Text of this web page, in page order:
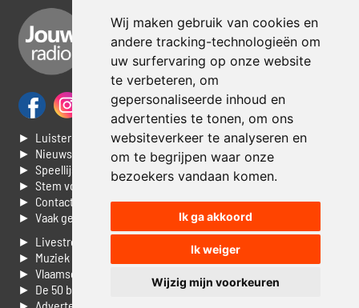
Wij maken gebruik van cookies en
andere tracking-technologieën om
uw surfervaring op onze website
te verbeteren, om
gepersonaliseerde inhoud en
advertenties te tonen, om ons
websiteverkeer te analyseren en
om te begrijpen waar onze
bezoekers vandaan komen.
Ik ga akkoord
Ik weiger
Wijzig mijn voorkeuren
► Luisteren naar Jouwradio
► Nieuws
► Speellijst
► Stem voor de Dag top 3
► Contacteer ons
► Vaak gestelde vragen
► Livestream informatie
► Muziek opzoeken
► Vlaamse 100 Aller tijden
► De 50 beste van...